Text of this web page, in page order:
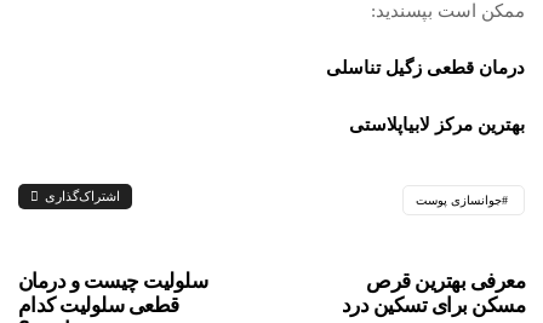
ممکن است بپسندید:
درمان قطعی زگیل تناسلی
بهترین مرکز لابیاپلاستی
جوانسازی پوست اشتراک‌گذاری
سلولیت چیست و درمان
قطعی سلولیت کدام
معرفی بهترین قرص
مسکن برای تسکین درد